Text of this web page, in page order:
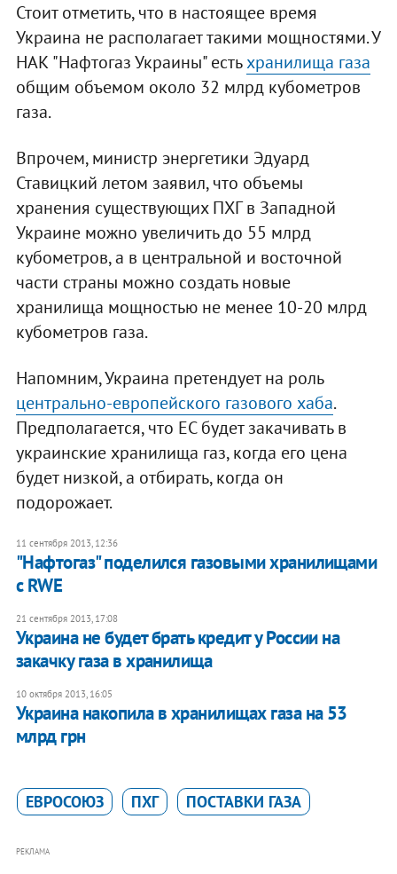
Стоит отметить, что в настоящее время
Украина не располагает такими мощностями. У
НАК "Нафтогаз Украины" естьхранилища газа
общим объемом около 32 млрд кубометров
газа.
Впрочем, министр энергетики Эдуард
Ставицкий летом заявил, что объемы
хранения существующих ПХГ в Западной
Украине можно увеличить до 55 млрд
кубометров, а в центральной и восточной
части страны можно создать новые
хранилища мощностью не менее 10-20 млрд
кубометров газа.
Напомним, Украина претендует на роль
центрально-европейского газового хаба.
Предполагается, что ЕС будет закачивать в
украинские хранилища газ, когда его цена
будет низкой, а отбирать, когда он
подорожает.
11 сентября 2013, 12:36
"Нафтогаз" поделился газовыми хранилищами
с RWE
21 сентября 2013, 17:08
Украина не будет брать кредит у России на
закачку газа в хранилища
10 октября 2013, 16:05
Украина накопила в хранилищах газа на 53
млрд грн
ЕВРОСОЮЗ ПХГ ПОСТАВКИ ГАЗА
РЕКЛАМА